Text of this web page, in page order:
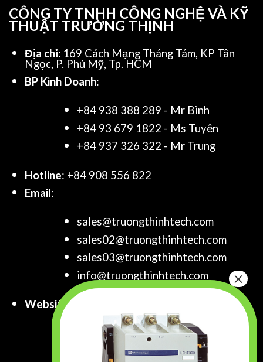
CÔNG TY TNHH CÔNG NGHỆ VÀ KỸ
THUẬT TRƯỜNG THỊNH
Địa chỉ: 169 Cách Mạng Tháng Tám, KP Tân
Ngọc, P. Phú Mỹ, Tp. HCM
BP Kinh Doanh:
+84 938 388 289 - Mr Bình
+84 93 679 1822 - Ms Tuyên
+84 937 326 322 - Mr Trung
Hotline: +84 908 556 822
Email:
sales@truongthinhtech.com
sales02@truongthinhtech.com
sales03@truongthinhtech.com
info@truongthinhtech.com
Website:
www.truongthinhtech.com
www.components.com.vn